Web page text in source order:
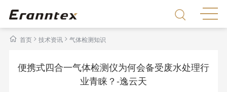
首页> 技术资讯 > 气体检测知识
便携式四合一气体检测仪为何会备受废水处理行
业青睐？-逸云天